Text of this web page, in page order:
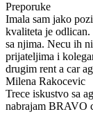
Preporuke
Imala sam jako
kvaliteta je
sa njima. Necu ih
prijateljima i
drugim rent a car
Milena Rakocevic
Trece iskustvo sa
nabrajam BRAVO